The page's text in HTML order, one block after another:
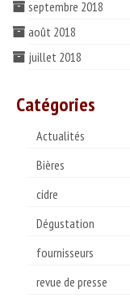
septembre 2018
août 2018
juillet 2018
Catégories
Actualités
Bières
cidre
Dégustation
fournisseurs
revue de presse